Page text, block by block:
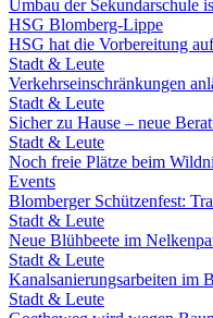
Umbau der Sekundarschule
HSG Blomberg-Lippe
HSG hat die Vorbereitung
Stadt & Leute
Verkehrseinschränkungen
Stadt & Leute
Sicher zu Hause – neue
Stadt & Leute
Noch freie Plätze beim
Events
Blomberger Schützenfest:
Stadt & Leute
Neue Blühbeete im
Stadt & Leute
Kanalsanierungsarbeiten im
Stadt & Leute